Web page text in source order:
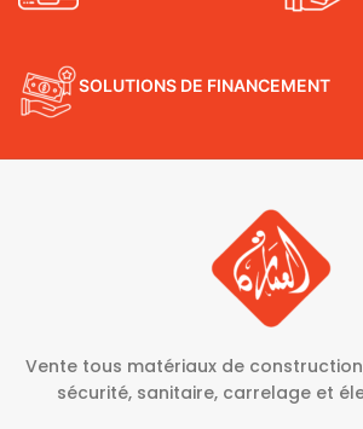
SOLUTIONS DE FINANCEMENT
Vente tous matériaux de
sécurité, sanitaire, carrelage et